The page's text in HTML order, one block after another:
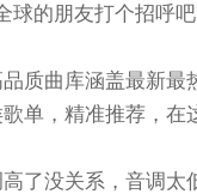
球的朋友打个招呼吧
品质曲库涵盖最新最
歌单，精准推荐，在
高了没关系，音调太